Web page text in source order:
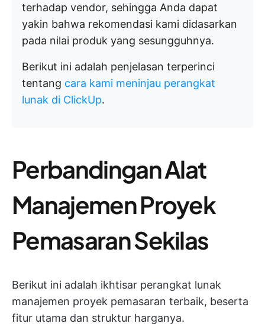
terhadap vendor, sehingga Anda dapat
yakin bahwa rekomendasi kami didasarkan
pada nilai produk yang sesungguhnya.
Berikut ini adalah penjelasan terperinci
tentang cara kami meninjau perangkat
lunak di ClickUp.
Perbandingan Alat
Manajemen Proyek
Pemasaran Sekilas
Berikut ini adalah ikhtisar perangkat lunak
manajemen proyek pemasaran terbaik, beserta
fitur utama dan struktur harganya.